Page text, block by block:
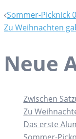
Sommer-Picknick
Zu Weihnachten
Neue
Zwischen
Zu
Das erste